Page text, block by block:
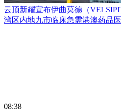
云顶新耀宣布伊曲莫德（
湾区内地九市临床急需港澳药品
08:38